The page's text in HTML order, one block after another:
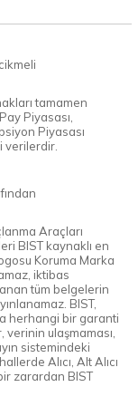
tamamen
Piyasası,
Piyasası
verilerdir.
Araçları
BIST kaynaklı en
Koruma Marka
iktibas
tüm belgelerin
BIST,
herhangi bir garanti
verinin ulaşmaması,
sistemindeki
Alıcı, Alt Alıcı
zarardan BIST